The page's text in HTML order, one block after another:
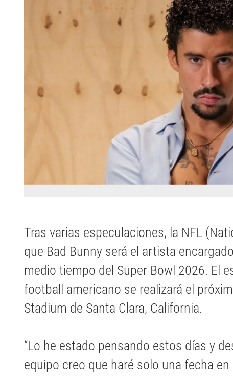
Tras varias especulaciones, la NFL
que Bad Bunny será el artista
medio tiempo del Super Bowl 2026. El
football americano se realizará el
Stadium de Santa Clara, California.
“Lo he estado pensando estos días y
equipo creo que haré solo una fecha en